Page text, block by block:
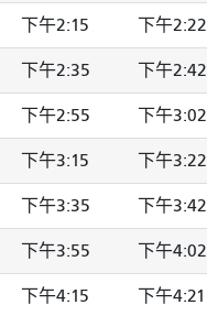
下午2:15 下午2:22
下午2:35 下午2:42
下午2:55 下午3:02
下午3:15 下午3:22
下午3:35 下午3:42
下午3:55 下午4:02
下午4:15 下午4:21